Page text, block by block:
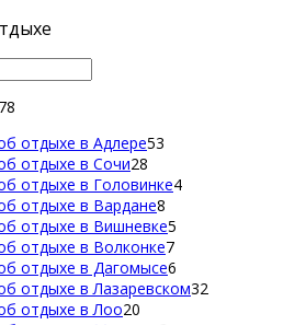
отдыхе в Адлере53
отдыхе в Сочи28
отдыхе в Головинке4
отдыхе в Вардане8
отдыхе в Вишневке5
отдыхе в Волконке7
отдыхе в Дагомысе6
отдыхе в Лазаревском32
отдыхе в Лоо20